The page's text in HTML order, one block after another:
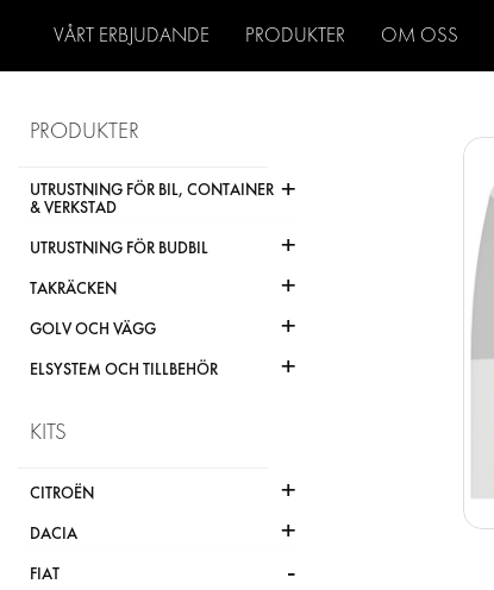
VÅRT ERBJUDANDE PRODUKTER OM OSS
PRODUKTER
UTRUSTNING FÖR BIL, CONTAINER
& VERKSTAD
+
UTRUSTNING FÖR BUDBIL +
TAKRÄCKEN +
GOLV OCH VÄGG +
ELSYSTEM OCH TILLBEHÖR +
KITS
CITROËN +
DACIA +
FIAT -